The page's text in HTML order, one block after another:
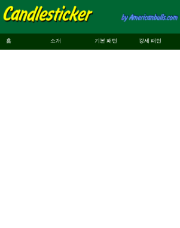
홈 소개 기본 패턴 강세 패턴